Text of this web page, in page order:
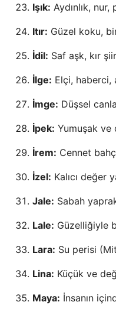
Işık: Aydınlık, nur,
Itır: Güzel koku,
İdil: Saf aşk, kır
İlge: Elçi, haberci,
İmge: Düşsel
İpek: Yumuşak ve
İrem: Cennet
İzel: Kalıcı değer
Jale: Sabah
Lale: Güzelliğiyle
Lara: Su perisi
Lina: Küçük ve
Maya: İnsanın